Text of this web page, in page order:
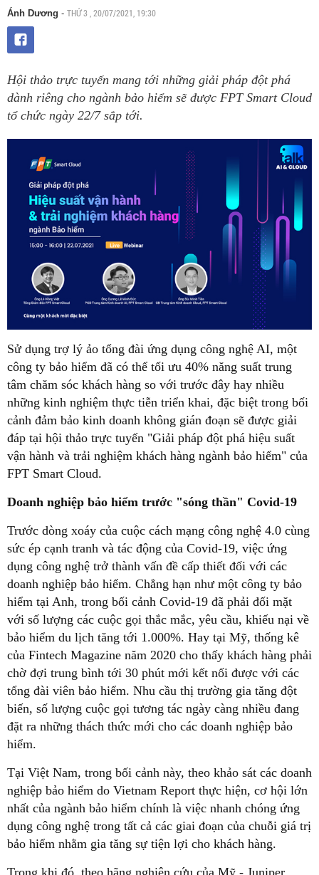
Ánh Dương - THỨ 3 , 20/07/2021, 19:30
Hội thảo trực tuyến mang tới những giải pháp đột phá
dành riêng cho ngành bảo hiểm sẽ được FPT Smart Cloud
tổ chức ngày 22/7 sắp tới.
Sử dụng trợ lý ảo tổng đài ứng dụng công nghệ AI, một
công ty bảo hiểm đã có thể tối ưu 40% năng suất trung
tâm chăm sóc khách hàng so với trước đây hay nhiều
những kinh nghiệm thực tiễn triển khai, đặc biệt trong bối
cảnh đảm bảo kinh doanh không gián đoạn sẽ được giải
đáp tại hội thảo trực tuyến "Giải pháp đột phá hiệu suất
vận hành và trải nghiệm khách hàng ngành bảo hiểm" của
FPT Smart Cloud.
Doanh nghiệp bảo hiểm trước "sóng thần" Covid-19
Trước dòng xoáy của cuộc cách mạng công nghệ 4.0 cùng
sức ép cạnh tranh và tác động của Covid-19, việc ứng
dụng công nghệ trở thành vấn đề cấp thiết đối với các
doanh nghiệp bảo hiểm. Chẳng hạn như một công ty bảo
hiểm tại Anh, trong bối cảnh Covid-19 đã phải đối mặt
với số lượng các cuộc gọi thắc mắc, yêu cầu, khiếu nại về
bảo hiểm du lịch tăng tới 1.000%. Hay tại Mỹ, thống kê
của Fintech Magazine năm 2020 cho thấy khách hàng phải
chờ đợi trung bình tới 30 phút mới kết nối được với các
tổng đài viên bảo hiểm. Nhu cầu thị trường gia tăng đột
biến, số lượng cuộc gọi tương tác ngày càng nhiều đang
đặt ra những thách thức mới cho các doanh nghiệp bảo
hiểm.
Tại Việt Nam, trong bối cảnh này, theo khảo sát các doanh
nghiệp bảo hiểm do Vietnam Report thực hiện, cơ hội lớn
nhất của ngành bảo hiểm chính là việc nhanh chóng ứng
dụng công nghệ trong tất cả các giai đoạn của chuỗi giá trị
bảo hiểm nhằm gia tăng sự tiện lợi cho khách hàng.
Trong khi đó, theo hãng nghiên cứu của Mỹ - Juniper